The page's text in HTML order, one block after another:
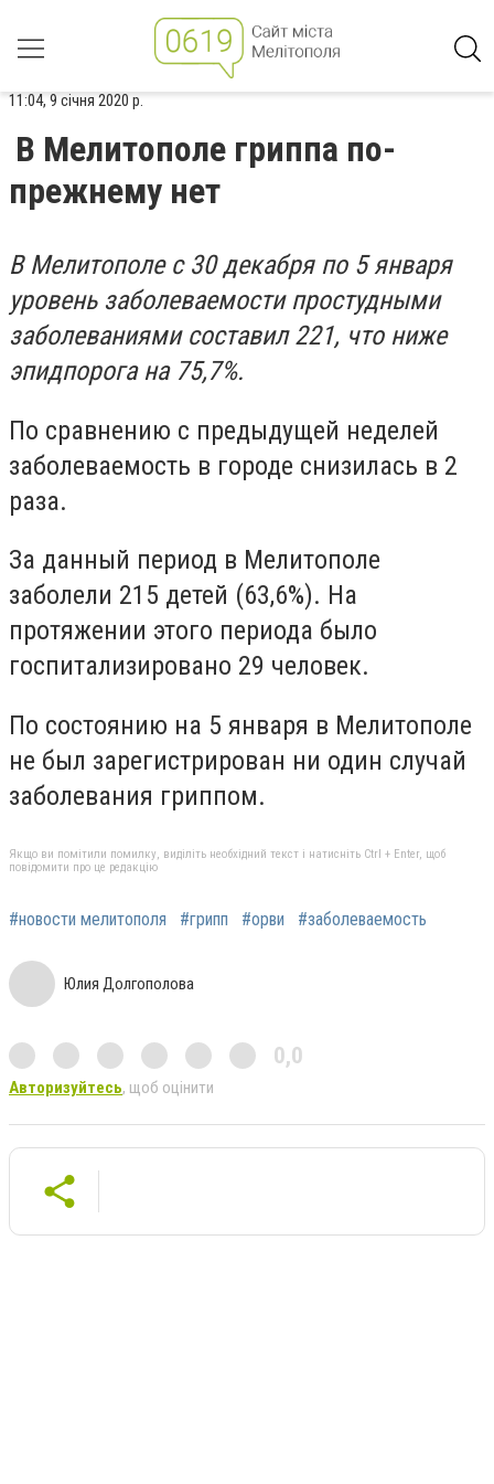
11:04, 9 січня 2020 р.
В Мелитополе гриппа по-
прежнему нет
В Мелитополе с 30 декабря по 5 января
уровень заболеваемости простудными
заболеваниями составил 221, что ниже
эпидпорога на 75,7%.
По сравнению с предыдущей неделей
заболеваемость в городе снизилась в 2
раза.
За данный период в Мелитополе
заболели 215 детей (63,6%). На
протяжении этого периода было
госпитализировано 29 человек.
По состоянию на 5 января в Мелитополе
не был зарегистрирован ни один случай
заболевания гриппом.
Якщо ви помітили помилку, виділіть необхідний текст і натисніть Ctrl + Enter, щоб
повідомити про це редакцію
#новости мелитополя #грипп #орви #заболеваемость
Юлия Долгополова
0,0
Авторизуйтесь, щоб оцінити